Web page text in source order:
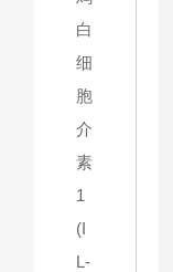
白
细
胞
介
素
1
(I
L-